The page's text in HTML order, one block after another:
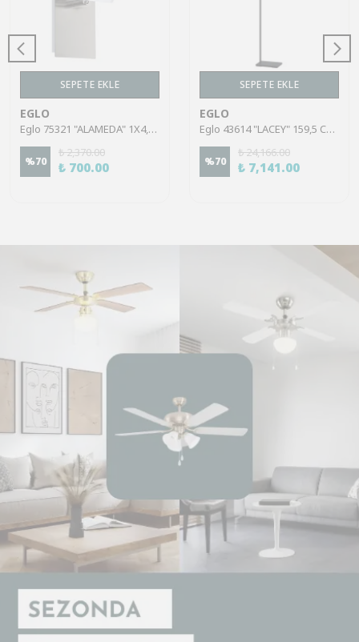
SEPETE EKLE
EGLO
Eglo 75321 "ALAMEDA" 1X4,5W Çelik Nikel Mat Sıva Üstü Spot
%70
₺ 2,370.00
₺ 700.00
SEPETE EKLE
EGLO
Eglo 43614 "LACEY" 159,5 Cm Yüksekliğinde Çelik, Ahşap Köşe Lambası Lambader
%70
₺ 24,166.00
₺ 7,141.00